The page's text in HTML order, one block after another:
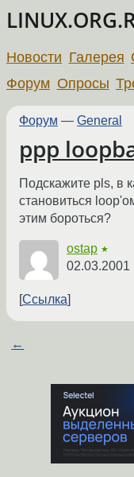
Новости Галерея
Форум Опросы
Форум — General
ppp
Подскажите pls, в
становиться
этим бороться?
ostap ★
02.03.2001
Ссылка
←